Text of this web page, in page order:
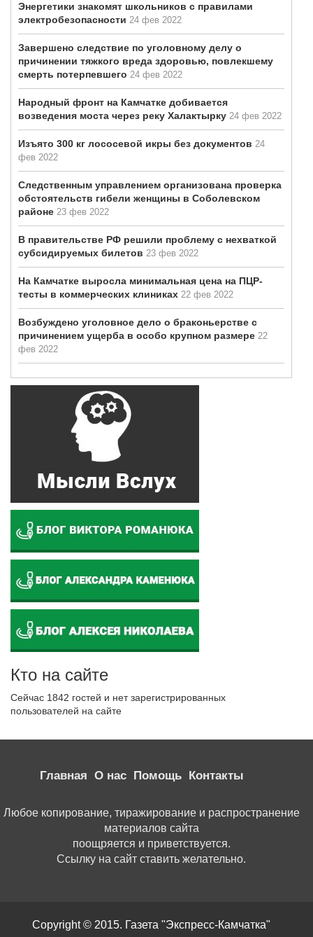
Энергетики знакомят школьников с правилами
электробезопасности 24 фев 2022
Завершено следствие по уголовному делу о
причинении тяжкого вреда здоровью, повлекшему
смерть потерпевшего 24 фев 2022
Народный фронт на Камчатке добивается
возведения моста через реку Халактырку 24 фев 2022
Изъято 300 кг лососевой икры без документов 24
фев 2022
Следственным управлением организована проверка
обстоятельств гибели женщины в Соболевском
районе 23 фев 2022
В правительстве РФ решили проблему с нехваткой
субсидируемых билетов 23 фев 2022
На Камчатке выросла минимальная цена на ПЦР-
тесты в коммерческих клиниках 22 фев 2022
Возбуждено уголовное дело о браконьерстве с
причинением ущерба в особо крупном размере 22
фев 2022
Кто на сайте
Сейчас 1842 гостей и нет зарегистрированных
пользователей на сайте
Главная О нас Помощь Контакты
Любое копирование, тиражирование и распространение
материалов сайта
поощряется и приветствуется.
Ссылку на сайт ставить желательно.
Copyright © 2015. Газета "Экспресс-Камчатка"